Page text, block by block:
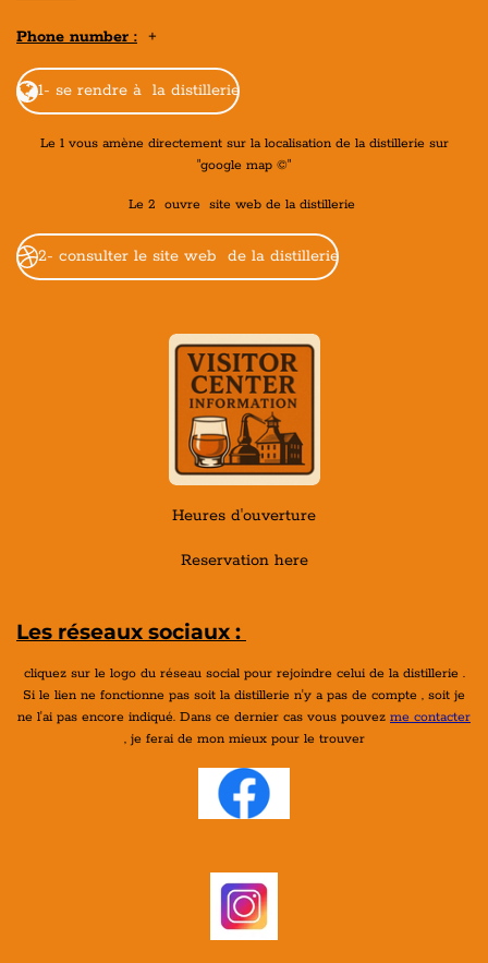
Phone number : +
1- se rendre à la distillerie
Le 1 vous amène directement sur la localisation de la distillerie sur
"google map ©"
Le 2 ouvre site web de la distillerie
2- consulter le site web de la distillerie
Heures d'ouverture
Reservation here
Les réseaux sociaux :
cliquez sur le logo du réseau social pour rejoindre celui de la distillerie .
Si le lien ne fonctionne pas soit la distillerie n'y a pas de compte , soit je
ne l'ai pas encore indiqué. Dans ce dernier cas vous pouvez me contacter
, je ferai de mon mieux pour le trouver